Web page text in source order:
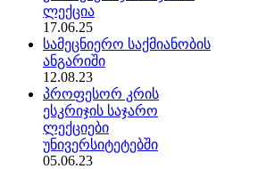
ლექცია
17.06.25
სამეცნიერო საქმიანობის
ანგარიში
12.08.23
პროფესორ კრის
ესკრიჯის საჯარო
ლექციები
უნივერსიტეტებში
05.06.23